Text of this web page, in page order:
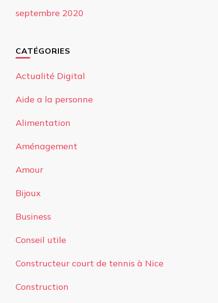
septembre 2020
CATÉGORIES
Actualité Digital
Aide a la personne
Alimentation
Aménagement
Amour
Bijoux
Business
Conseil utile
Constructeur court de tennis à Nice
Construction